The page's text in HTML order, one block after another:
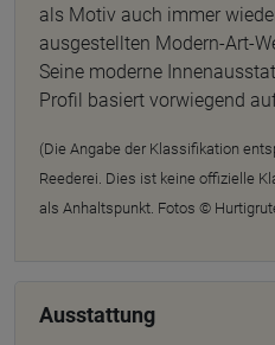
als Motiv auch immer
ausgestellten Modern-Art-
Seine moderne
Profil basiert vorwiegend
(Die Angabe der Klassifikation
Reederei. Dies ist keine offizielle
als Anhaltspunkt. Fotos ©
Ausstattung